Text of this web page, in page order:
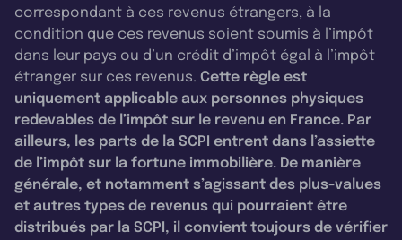
correspondant à ces revenus étrangers, à la
condition que ces revenus soient soumis à l’impôt
dans leur pays ou d’un crédit d’impôt égal à l’impôt
étranger sur ces revenus. Cette règle est
uniquement applicable aux personnes physiques
redevables de l’impôt sur le revenu en France. Par
ailleurs, les parts de la SCPI entrent dans l’assiette
de l’impôt sur la fortune immobilière. De manière
générale, et notamment s’agissant des plus-values
et autres types de revenus qui pourraient être
distribués par la SCPI, il convient toujours de vérifier